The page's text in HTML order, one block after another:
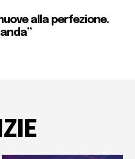
alla perfezione.